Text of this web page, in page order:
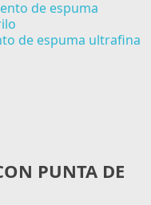
de espuma ultrafina
PUNTA DE